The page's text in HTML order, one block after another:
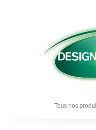
Tous nos